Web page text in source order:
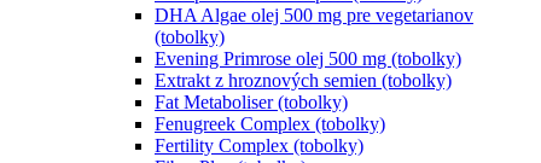
DHA Algae olej 500 mg pre vegetarianov
(tobolky)
Evening Primrose olej 500 mg (tobolky)
Extrakt z hroznových semien (tobolky)
Fat Metaboliser (tobolky)
Fenugreek Complex (tobolky)
Fertility Complex (tobolky)